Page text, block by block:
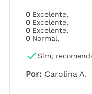
0 Excelente,
0 Excelente,
0 Excelente,
0 Normal,
Sim,
Por: Carolina A.